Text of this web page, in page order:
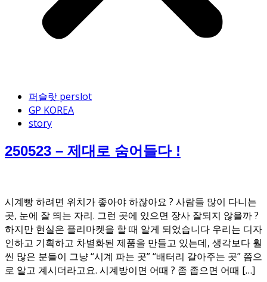
퍼슬랏 perslot
GP KOREA
story
250523 – 제대로 숨어들다 !
시계빵 하려면 위치가 좋아야 하잖아요 ? 사람들 많이 다니는
곳, 눈에 잘 띄는 자리. 그런 곳에 있으면 장사 잘되지 않을까 ?
하지만 현실은 플리마켓을 할 때 알게 되었습니다 우리는 디자
인하고 기획하고 차별화된 제품을 만들고 있는데, 생각보다 훨
씬 많은 분들이 그냥 “시계 파는 곳” “배터리 갈아주는 곳” 쯤으
로 알고 계시더라고요. 시계방이면 어때 ? 좀 좁으면 어때 […]